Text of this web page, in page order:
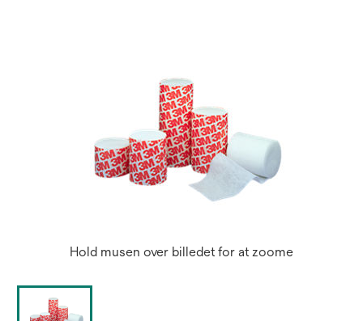
Hold musen over billedet for at zoome